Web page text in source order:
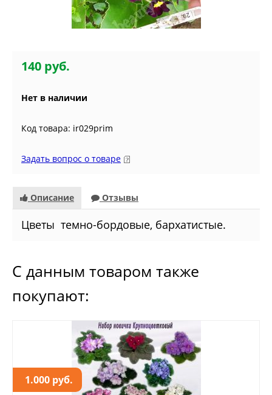
140 руб.
Нет в наличии
Код товара: ir029prim
Задать вопрос о товаре
Описание Отзывы
Цветы темно-бордовые, бархатистые.
С данным товаром также
покупают:
1.000 руб.